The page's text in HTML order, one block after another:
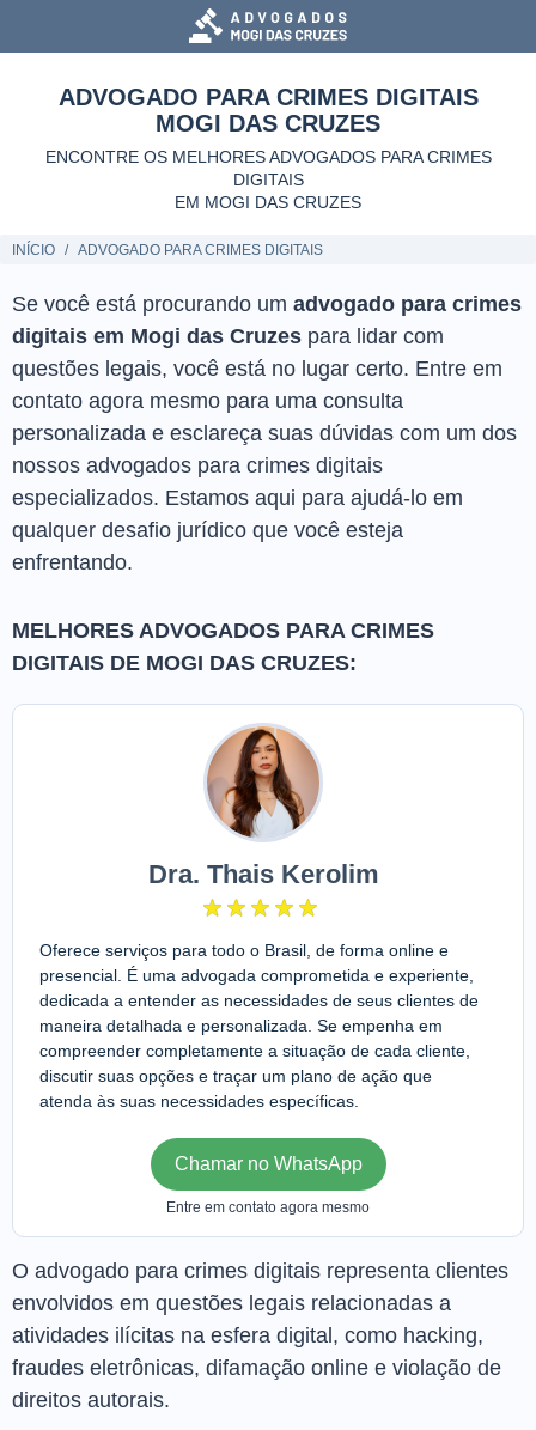
ADVOGADO PARA CRIMES DIGITAIS
MOGI DAS CRUZES
ENCONTRE OS MELHORES ADVOGADOS PARA CRIMES
DIGITAIS
EM MOGI DAS CRUZES
INÍCIO ADVOGADO PARA CRIMES DIGITAIS
Se você está procurando um advogado para crimes
digitais em Mogi das Cruzes para lidar com
questões legais, você está no lugar certo. Entre em
contato agora mesmo para uma consulta
personalizada e esclareça suas dúvidas com um dos
nossos advogados para crimes digitais
especializados. Estamos aqui para ajudá-lo em
qualquer desafio jurídico que você esteja
enfrentando.
MELHORES ADVOGADOS PARA CRIMES
DIGITAIS DE MOGI DAS CRUZES:
Dra. Thais Kerolim
Oferece serviços para todo o Brasil, de forma online e
presencial. É uma advogada comprometida e experiente,
dedicada a entender as necessidades de seus clientes de
maneira detalhada e personalizada. Se empenha em
compreender completamente a situação de cada cliente,
discutir suas opções e traçar um plano de ação que
atenda às suas necessidades específicas.
Chamar no WhatsApp
Entre em contato agora mesmo
O advogado para crimes digitais representa clientes
envolvidos em questões legais relacionadas a
atividades ilícitas na esfera digital, como hacking,
fraudes eletrônicas, difamação online e violação de
direitos autorais.